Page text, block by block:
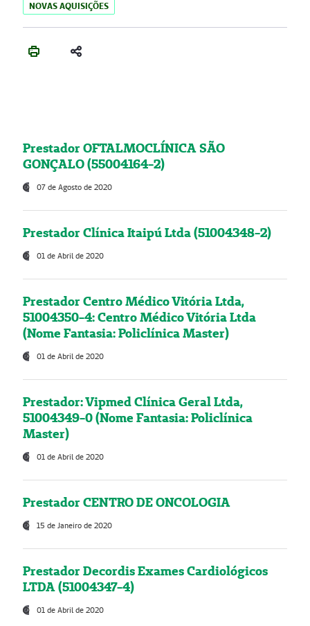
NOVAS AQUISIÇÕES
Prestador OFTALMOCLÍNICA SÃO
GONÇALO (55004164-2)
07 de Agosto de 2020
Prestador Clínica Itaipú Ltda (51004348-2)
01 de Abril de 2020
Prestador Centro Médico Vitória Ltda,
51004350-4: Centro Médico Vitória Ltda
(Nome Fantasia: Policlínica Master)
01 de Abril de 2020
Prestador: Vipmed Clínica Geral Ltda,
51004349-0 (Nome Fantasia: Policlínica
Master)
01 de Abril de 2020
Prestador CENTRO DE ONCOLOGIA
15 de Janeiro de 2020
Prestador Decordis Exames Cardiológicos
LTDA (51004347-4)
01 de Abril de 2020